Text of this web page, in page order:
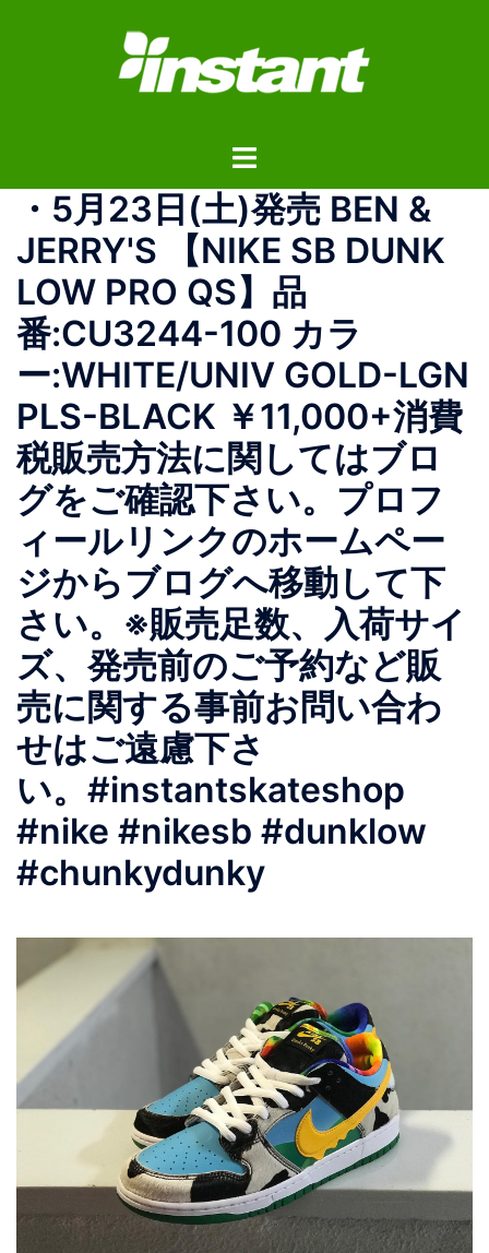
ス
ト
ル
メ
ニ
ュ
ー
・ 5月23日(土)発売 BEN &
JERRY'S 【NIKE SB DUNK
LOW PRO QS】 品
番:CU3244-100 カラ
ー:WHITE/UNIV GOLD-LGN
PLS-BLACK ￥11,000+消費
税 販売方法に関してはブロ
グをご確認下さい。 プロフ
ィールリンクのホームペー
ジからブログへ移動して下
さい。 ※販売足数、入荷サイ
ズ、発売前のご予約など販
売に関する事前お問い合わ
せはご遠慮下さ
い。 #instantskateshop
#nike #nikesb #dunklow
#chunkydunky